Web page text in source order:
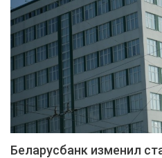
Беларусбанк изменил